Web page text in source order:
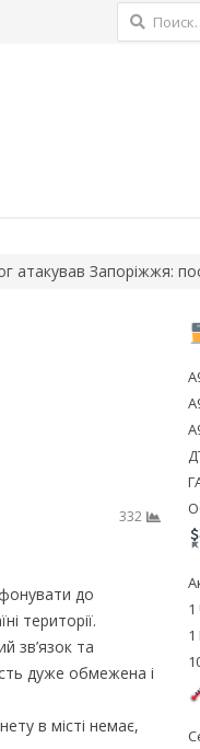
Найти:
Запоріжжя:
332
до
території.
зв’язок та
дуже обмежена і
в місті немає,
1
1